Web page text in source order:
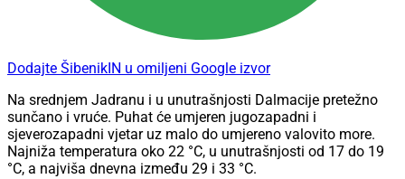
Dodajte ŠibenikIN u omiljeni Google izvor
Na srednjem Jadranu i u unutrašnjosti Dalmacije pretežno
sunčano i vruće. Puhat će umjeren jugozapadni i
sjeverozapadni vjetar uz malo do umjereno valovito more.
Najniža temperatura oko 22 °C, u unutrašnjosti od 17 do 19
°C, a najviša dnevna između 29 i 33 °C.